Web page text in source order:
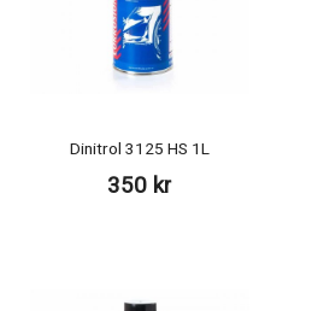
Dinitrol 3125 HS 1L
350 kr